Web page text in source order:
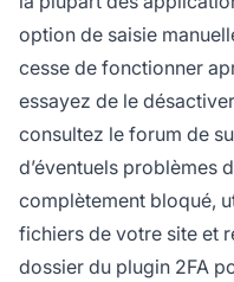
option de saisie
cesse de fonctionner
essayez de le
consultez le forum de
d’éventuels problèmes
complètement bloqué,
fichiers de votre site et
dossier du plugin 2FA